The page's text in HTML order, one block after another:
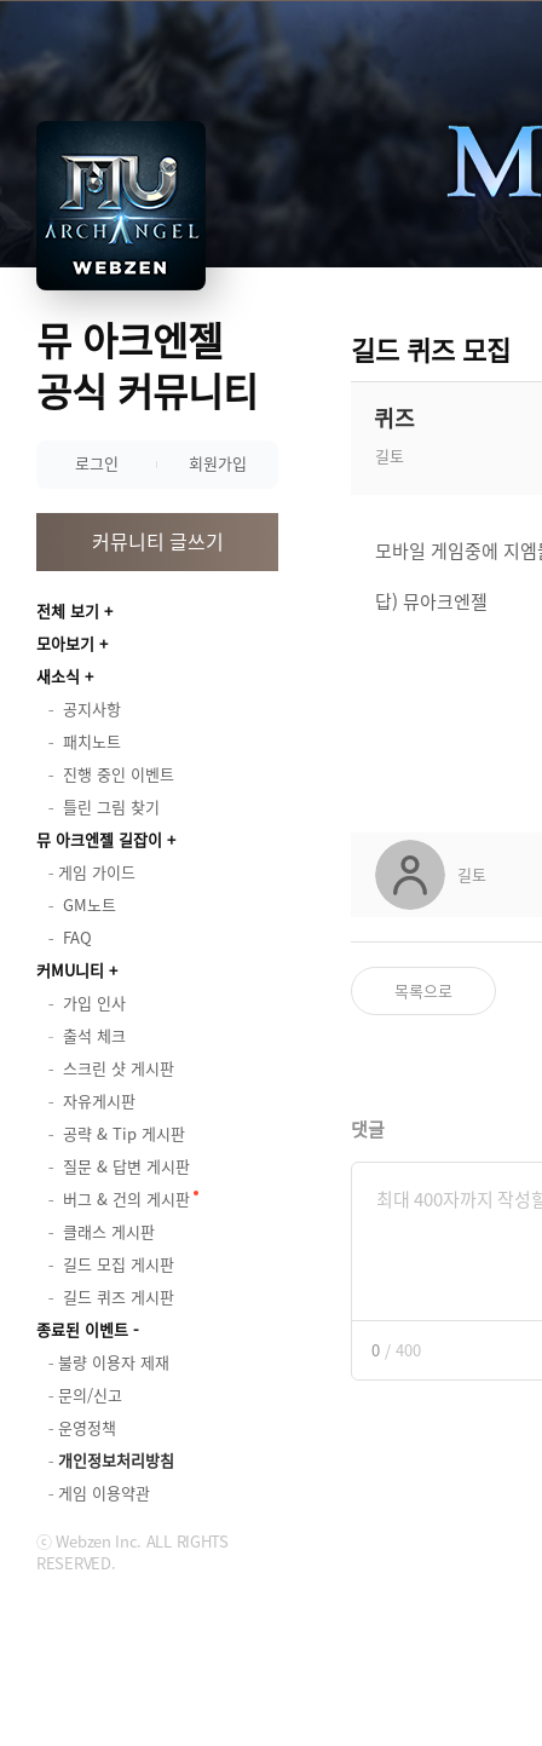
뮤 아크엔젤
공식 커뮤니티
로그인 회원가입
커뮤니티 글쓰기
전체 보기
모아보기
새소식
공지사항
패치노트
진행 중인 이벤트
틀린 그림 찾기
뮤 아크엔젤 길잡이
게임 가이드
GM노트
FAQ
커MU니티
가입 인사
출석 체크
스크린 샷 게시판
자유게시판
공략 & Tip 게시판
질문 & 답변 게시판
버그 & 건의 게시판
클래스 게시판
길드 모집 게시판
길드 퀴즈 게시판
종료된 이벤트
불량 이용자 제재
문의/신고
운영정책
개인정보처리방침
게임 이용약관
ⓒ Webzen Inc. ALL RIGHTS
RESERVED.
길드 퀴즈 모집
퀴즈
길토
모바일 게임중에 지
답) 뮤아크엔젤
길토
목록으로
댓글
0 / 400